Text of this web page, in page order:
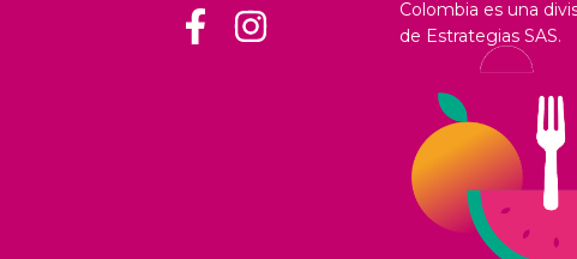
Colombia es una
de Estrategias SAS.